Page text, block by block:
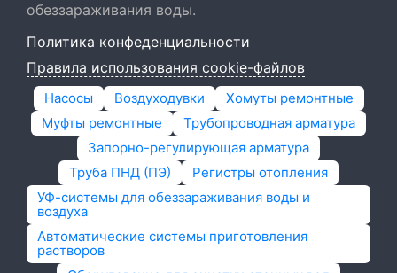
обеззараживания воды.
Политика конфеденциальности
Правила использования cookie-файлов
Насосы Воздуходувки
Хомуты ремонтные
Муфты ремонтные
Трубопроводная арматура
Запорно-регулирующая арматура
Труба ПНД (ПЭ)
Регистры отопления
УФ-системы для обеззараживания воды и
воздуха
Автоматические системы приготовления
растворов